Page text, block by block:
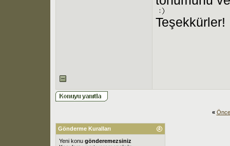
Teşekkürler!
«
Gönderme Kuralları
Yeni konu gönderemezsiniz